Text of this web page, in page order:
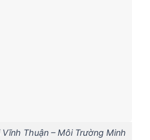
Thuận – Môi Trường Minh